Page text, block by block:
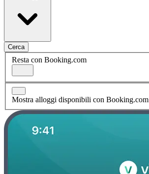
Cerca
Resta con Booking.com
Mostra alloggi disponibili con Booking.com